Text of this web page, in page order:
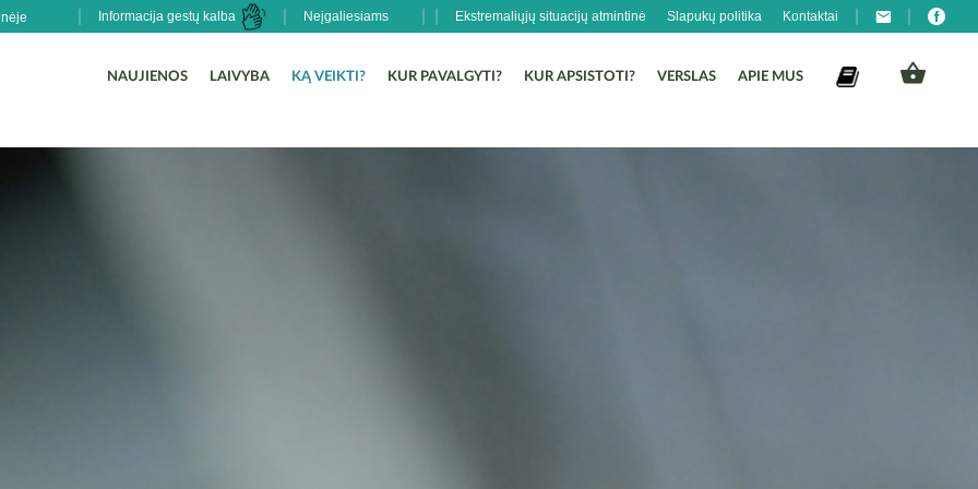
Ekstremaliųjų situacijų atmintinė Slapukų politika Kontaktai
Neįgaliesiams
Informacija gestų kalba
NAUJIENOS LAIVYBA KĄ VEIKTI? KUR PAVALGYTI? KUR APSISTOTI? VERSLAS APIE MUS